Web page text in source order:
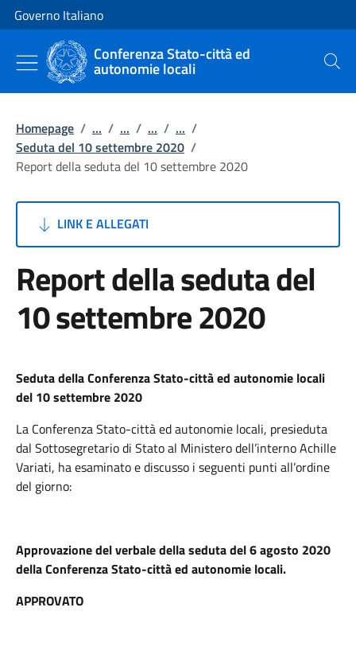
Vai al contenuto
Vai alla navigazione del sito
Governo Italiano
Conferenza Stato-città ed
autonomie locali Cerca
Homepage / ... / ... / ... / ... /
Seduta del 10 settembre 2020 /
Report della seduta del 10 settembre 2020
LINK E ALLEGATI
Report della seduta del
10 settembre 2020
Seduta della Conferenza Stato-città ed autonomie locali
del 10 settembre 2020
La Conferenza Stato-città ed autonomie locali, presieduta
dal Sottosegretario di Stato al Ministero dell’interno Achille
Variati, ha esaminato e discusso i seguenti punti all’ordine
del giorno:
Approvazione del verbale della seduta del 6 agosto 2020
della Conferenza Stato-città ed autonomie locali.
APPROVATO